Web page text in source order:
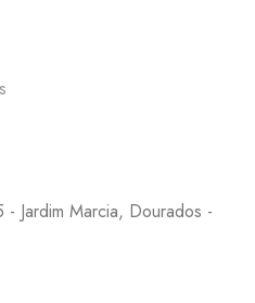
Jardim Marcia, Dourados -